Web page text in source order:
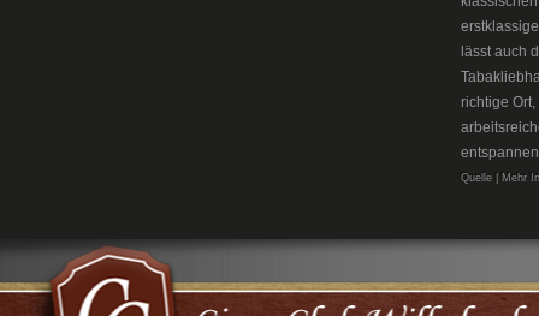
lässt auch
richtige
Quelle | Mehr